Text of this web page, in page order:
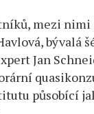
mezi
bývalá
Jan
působící